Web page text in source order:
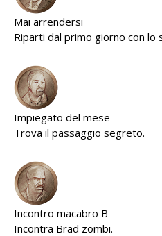
Mai arrendersi
Riparti dal primo giorno con lo
Impiegato del mese
Trova il passaggio segreto.
Incontro macabro B
Incontra Brad zombi.